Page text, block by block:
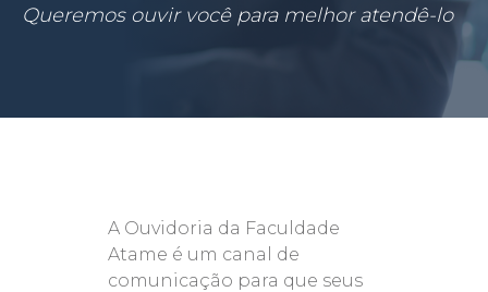
Queremos ouvir você para melhor atendê-lo
A Ouvidoria da Faculdade
Atame é um canal de
comunicação para que seus